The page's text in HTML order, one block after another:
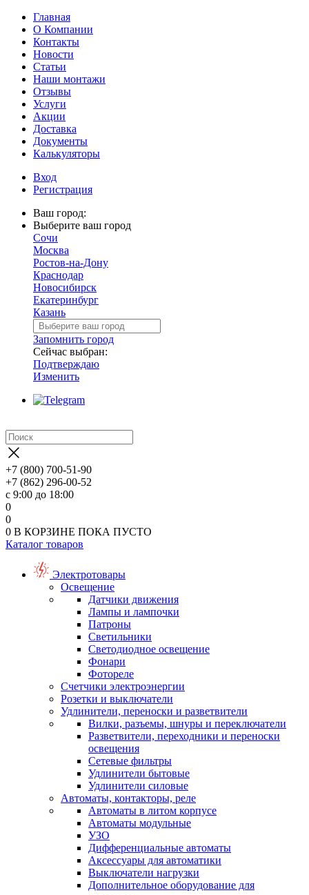
Главная
О Компании
Контакты
Новости
Статьи
Наши монтажи
Отзывы
Услуги
Акции
Доставка
Документы
Калькуляторы
Вход
Регистрация
Ваш город:
Выберите ваш город
Сочи
Москва
Ростов-на-Дону
Краснодар
Новосибирск
Екатеринбург
Казань
Запомнить город
Сейчас выбран:
Подтверждаю
Изменить
+7 (800) 700-51-90
+7 (862) 296-00-52
с 9:00 до 18:00
0
0
0 В КОРЗИНЕ ПОКА ПУСТО
Каталог товаров
Электротовары
Освещение
Датчики движения
Лампы и лампочки
Патроны
Светильники
Светодиодное освещение
Фонари
Фотореле
Счетчики электроэнергии
Розетки и выключатели
Удлинители, переноски и разветвители
Вилки, разъемы, шнуры и переключатели
Разветвители, переходники и переноски
освещения
Сетевые фильтры
Удлинители бытовые
Удлинители силовые
Автоматы, контакторы, реле
Автоматы в литом корпусе
Автоматы модульные
УЗО
Дифференциальные автоматы
Аксессуары для автоматики
Выключатели нагрузки
Дополнительное оборудование для